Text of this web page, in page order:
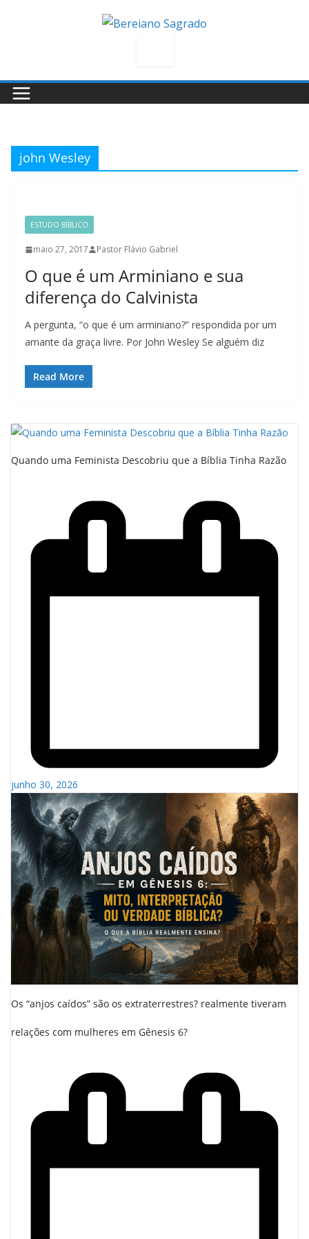
john Wesley
ESTUDO BÍBLICO
maio 27, 2017 Pastor Flávio Gabriel
O que é um Arminiano e sua
diferença do Calvinista
A pergunta, “o que é um arminiano?” respondida por um
amante da graça livre. Por John Wesley Se alguém diz
Read More
Quando uma Feminista Descobriu que a Bíblia Tinha Razão
junho 30, 2026
Os “anjos caídos” são os extraterrestres? realmente tiveram
relações com mulheres em Gênesis 6?